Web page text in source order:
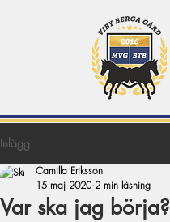
Inlägg
Var ska jag börja?
Camilla Eriksson
15 maj 2020 2 min läsning